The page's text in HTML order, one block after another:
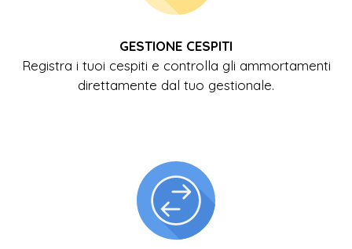
GESTIONE CESPITI
Registra i tuoi cespiti e controlla gli ammortamenti
direttamente dal tuo gestionale.